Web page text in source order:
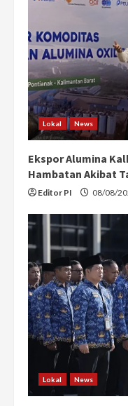
Lokal News
Ekspor Alumina
Hambatan Akibat
Editor PI 08/08/
Lokal News